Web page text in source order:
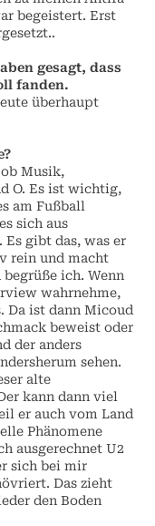
begeistert. Erst
gesagt, dass
fanden.
überhaupt
Musik,
O. Es ist wichtig,
am Fußball
sich aus
Es gibt das, was er
rein und macht
ich. Wenn
wahrnehme,
Da ist dann Micoud
beweist oder
der anders
sehen.
alte
kann dann viel
er auch vom Land
Phänomene
ausgerechnet U2
sich bei mir
Das zieht
den Boden